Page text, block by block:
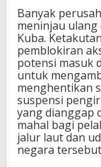
Banyak
meninjau
Kuba.
pemblokiran
potensi masuk
untuk
menghentikan
suspensi
yang dianggap
mahal bagi
jalur laut dan
negara